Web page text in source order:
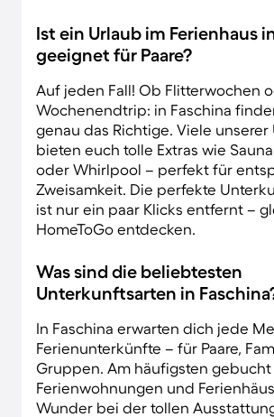
Ist ein Urlaub im Ferienhaus
geeignet für Paare?
Auf jeden Fall! Ob Flitterwochen
Wochenendtrip: in Faschina
genau das Richtige. Viele
bieten euch tolle Extras wie
oder Whirlpool – perfekt für
Zweisamkeit. Die perfekte
ist nur ein paar Klicks entfernt –
HomeToGo entdecken.
Was sind die beliebtesten
Unterkunftsarten in
In Faschina erwarten dich jede
Ferienunterkünfte – für Paare,
Gruppen. Am häufigsten
Ferienwohnungen und
Wunder bei der tollen